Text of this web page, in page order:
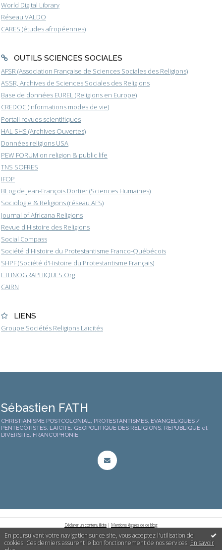
En poursuivant votre navigation sur ce site, vous acceptez l'utilisation de
cookies. Ces derniers assurent le bon fonctionnement de nos services. En savoir
World Digital Library
Réseau VALDO
CARES (études afropéennes)
OUTILS SCIENCES SOCIALES
AFSR (Association Française de Sciences Sociales des Religions)
ASSR, Archives de Sciences Sociales des Religions
Base de données EUREL (Religions en Europe)
CREDOC (Informations modes de vie)
Portail revues scientifiques
HAL SHS (Archives Ouvertes)
Données religions USA
PEW FORUM on religion & public life
TNS SOFRES
IFOP
BLog de Jean-François Dortier (Sciences Humaines)
Sociologie & Religions (réseau AFS)
Journal of Africana Religions
Revue d'Histoire des Religions
Social Compass
Société d'Histoire du Protestantisme Franco-Québécois
SHPF (Société d'Histoire du Protestantisme Français)
ETHNOGRAPHIQUES.Org
CAIRN
LIENS
Groupe Sociétés Religions Laïcités
Sébastien FATH
CHRISTIANISME POSTCOLONIAL, PROTESTANTISMES, EVANGELIQUES /
PENTECÔTISTES, LAICITE, GEOPOLITIQUE DES RELIGIONS, REPUBLIQUE et
DIVERSITE, FRANCOPHONIE
Déclarer un contenu illicite | Mentions légales de ce blog